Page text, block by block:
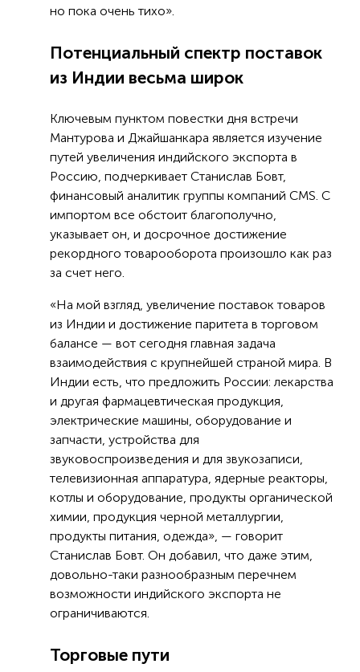
но пока очень тихо».
Потенциальный спектр поставок
из Индии весьма широк
Ключевым пунктом повестки дня встречи
Мантурова и Джайшанкара является изучение
путей увеличения индийского экспорта в
Россию, подчеркивает Станислав Бовт,
финансовый аналитик группы компаний CMS. С
импортом все обстоит благополучно,
указывает он, и досрочное достижение
рекордного товарооборота произошло как раз
за счет него.
«На мой взгляд, увеличение поставок товаров
из Индии и достижение паритета в торговом
балансе — вот сегодня главная задача
взаимодействия с крупнейшей страной мира. В
Индии есть, что предложить России: лекарства
и другая фармацевтическая продукция,
электрические машины, оборудование и
запчасти, устройства для
звуковоспроизведения и для звукозаписи,
телевизионная аппаратура, ядерные реакторы,
котлы и оборудование, продукты органической
химии, продукция черной металлургии,
продукты питания, одежда», — говорит
Станислав Бовт. Он добавил, что даже этим,
довольно-таки разнообразным перечнем
возможности индийского экспорта не
ограничиваются.
Торговые пути